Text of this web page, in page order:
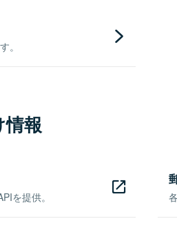
。
報
を提供。